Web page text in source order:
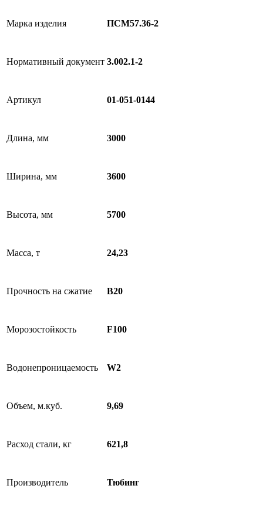
Марка изделия ПСМ57.36-2
Нормативный документ 3.002.1-2
Артикул 01-051-0144
Длина, мм 3000
Ширина, мм 3600
Высота, мм 5700
Масса, т 24,23
Прочность на сжатие B20
Морозостойкость F100
Водонепроницаемость W2
Объем, м.куб. 9,69
Расход стали, кг 621,8
Производитель Тюбинг